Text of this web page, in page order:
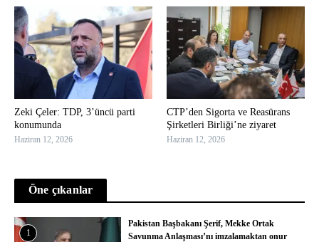
Zeki Çeler: TDP, 3’üncü parti
konumunda
Haziran 12, 2026
CTP’den Sigorta ve Reasürans
Şirketleri Birliği’ne ziyaret
Haziran 12, 2026
Öne çıkanlar
1
Pakistan Başbakanı Şerif, Mekke Ortak
Savunma Anlaşması’nı imzalamaktan onur